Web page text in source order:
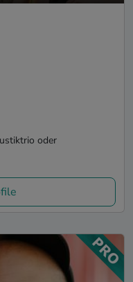
oder